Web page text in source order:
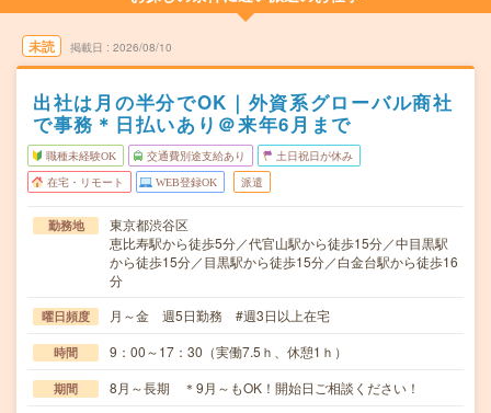
未読 掲載日 2026/08/10
出社は月の半分でOK｜外資系グローバル商社
で事務＊日払いあり＠来年6月まで
職種未経験OK 交通費別途支給あり 土日祝日が休み
在宅・リモート WEB登録OK 派遣
勤務地
東京都渋谷区
恵比寿駅から徒歩5分／代官山駅から徒歩15分／中目黒駅
から徒歩15分／目黒駅から徒歩15分／白金台駅から徒歩16
分
曜日頻度 月～金 週5日勤務 #週3日以上在宅
時間 9：00～17：30（実働7.5ｈ、休憩1ｈ）
期間 8月～長期 ＊9月～もOK！開始日ご相談ください！